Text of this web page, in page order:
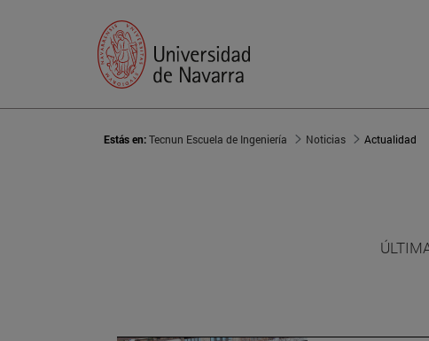
Estás en:Tecnun Escuela de Ingeniería Noticias Actualidad